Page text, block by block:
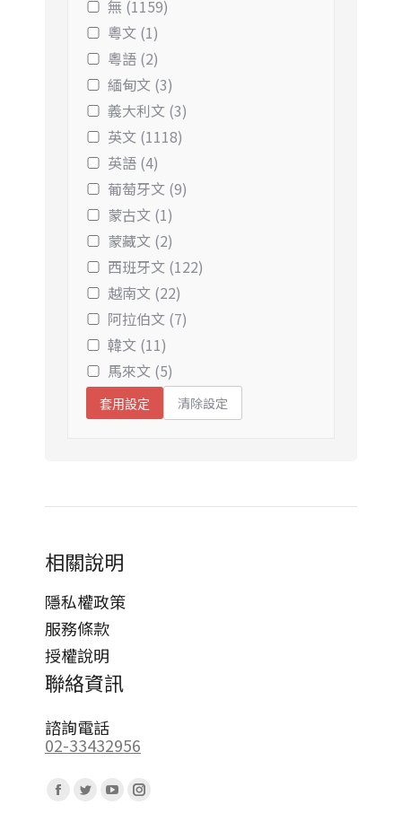
無 (1159)
粵文 (1)
粵語 (2)
緬甸文 (3)
義大利文 (3)
英文 (1118)
英語 (4)
葡萄牙文 (9)
蒙古文 (1)
蒙藏文 (2)
西班牙文 (122)
越南文 (22)
阿拉伯文 (7)
韓文 (11)
馬來文 (5)
套用設定 清除設定
相關說明
隱私權政策
服務條款
授權說明
聯絡資訊
諮詢電話
02-33432956
Facebook
TwitterYouTubeInstagram